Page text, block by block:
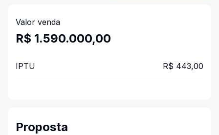
Valor venda
R$ 1.590.000,00
IPTU R$ 443,00
Proposta